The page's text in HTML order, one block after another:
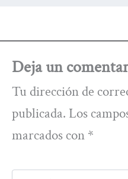
Deja un
Tu dirección de
publicada. Los
marcados con *